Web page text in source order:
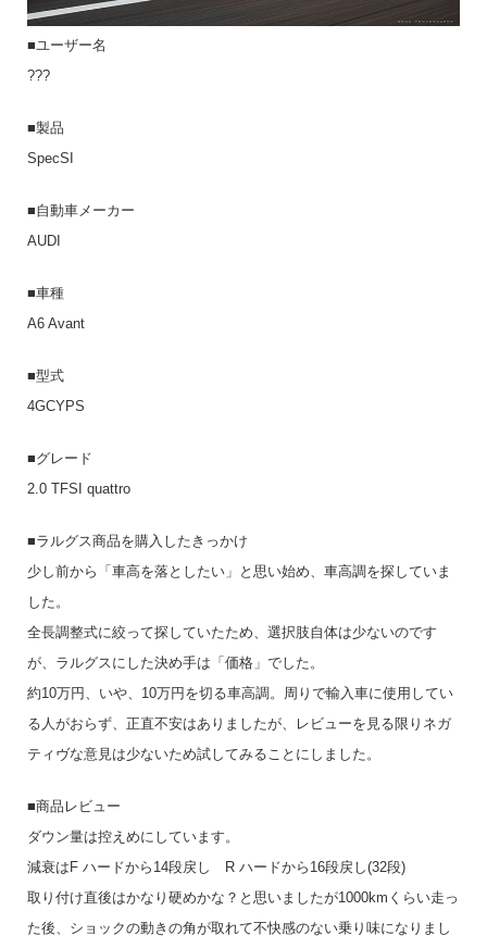
■ユーザー名
???
■製品
SpecSI
■自動車メーカー
AUDI
■車種
A6 Avant
■型式
4GCYPS
■グレード
2.0 TFSI quattro
■ラルグス商品を購入したきっかけ
少し前から「車高を落としたい」と思い始め、車高調を探していま
した。
全長調整式に絞って探していたため、選択肢自体は少ないのです
が、ラルグスにした決め手は「価格」でした。
約10万円、いや、10万円を切る車高調。周りで輸入車に使用してい
る人がおらず、正直不安はありましたが、レビューを見る限りネガ
ティヴな意見は少ないため試してみることにしました。
■商品レビュー
ダウン量は控えめにしています。
減衰はF ハードから14段戻し R ハードから16段戻し(32段)
取り付け直後はかなり硬めかな？と思いましたが1000kmくらい走っ
た後、ショックの動きの角が取れて不快感のない乗り味になりまし